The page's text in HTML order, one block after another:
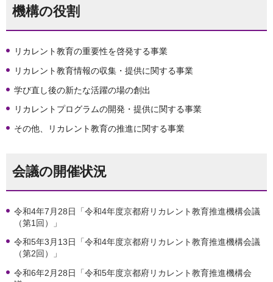
機構の役割
リカレント教育の重要性を啓発する事業
リカレント教育情報の収集・提供に関する事業
学び直し後の新たな活躍の場の創出
リカレントプログラムの開発・提供に関する事業
その他、リカレント教育の推進に関する事業
会議の開催状況
令和4年7月28日「令和4年度京都府リカレント教育推進機構会議
（第1回）」
令和5年3月13日「令和4年度京都府リカレント教育推進機構会議
（第2回）」
令和6年2月28日「令和5年度京都府リカレント教育推進機構会